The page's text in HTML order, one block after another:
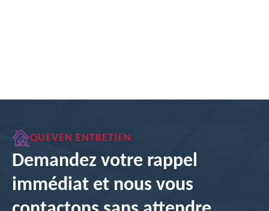
QUEVEN ENTRETIEN
Demandez votre rappel
immédiat et nous vous